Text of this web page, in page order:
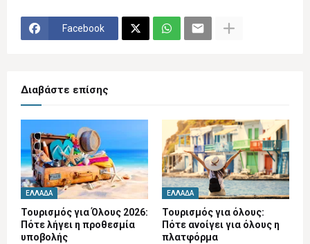
Facebook
Διαβάστε επίσης
ΕΛΛΆΔΑ
Τουρισμός για Όλους 2026:
Πότε λήγει η προθεσμία
υποβολής
ΕΛΛΆΔΑ
Τουρισμός για όλους:
Πότε ανοίγει για όλους η
πλατφόρμα